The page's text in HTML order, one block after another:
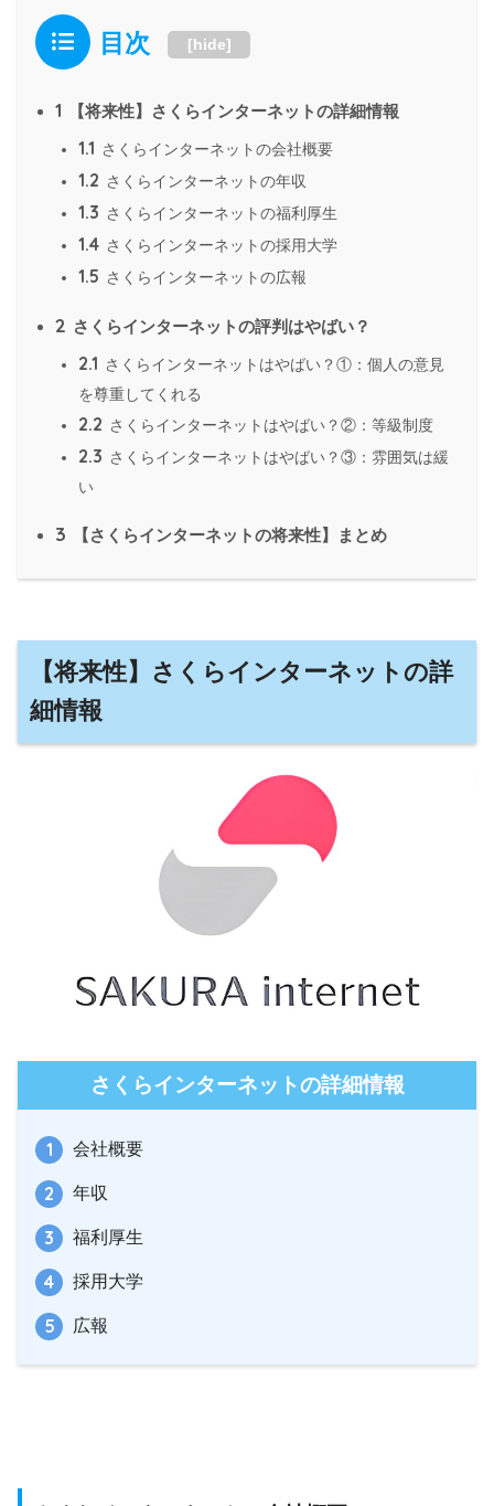
目次 [hide]
1 【将来性】さくらインターネットの詳細情報
1.1 さくらインターネットの会社概要
1.2 さくらインターネットの年収
1.3 さくらインターネットの福利厚生
1.4 さくらインターネットの採用大学
1.5 さくらインターネットの広報
2 さくらインターネットの評判はやばい？
2.1 さくらインターネットはやばい？①：個人の意見
を尊重してくれる
2.2 さくらインターネットはやばい？②：等級制度
2.3 さくらインターネットはやばい？③：雰囲気は緩
い
3 【さくらインターネットの将来性】まとめ
【将来性】さくらインターネットの詳
細情報
さくらインターネットの詳細情報
会社概要
年収
福利厚生
採用大学
広報